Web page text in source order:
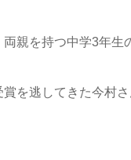
親を持つ中学3年
を逃してきた今村